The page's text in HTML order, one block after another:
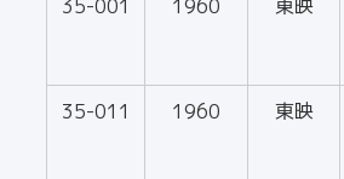
35-001 1960 東映
35-011 1960 東映